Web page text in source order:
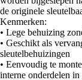
de originele
Kenmerken:
• Lege behuizing
• Geschikt als
sleutelbehuizingen
• Eenvoudig te
interne onderdelen